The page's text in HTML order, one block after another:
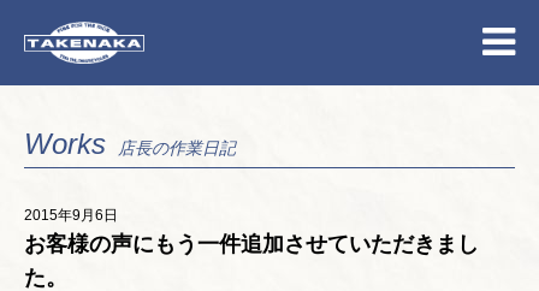
Works 店長の作業日記
2015年9月6日
お客様の声にもう一件追加させていただきまし
た。